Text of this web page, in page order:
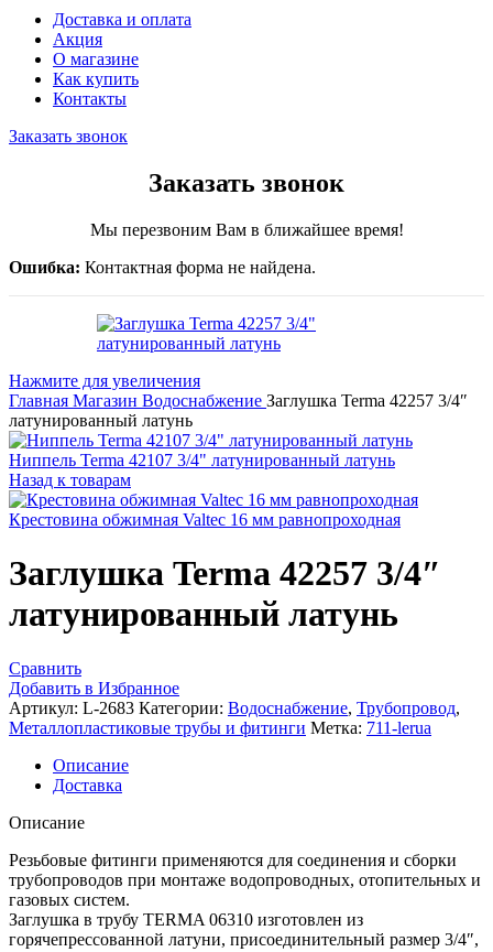
Доставка и оплата
Акция
О магазине
Как купить
Контакты
Заказать звонок
Заказать звонок
Мы перезвоним Вам в ближайшее время!
Ошибка: Контактная форма не найдена.
Нажмите для увеличения
Главная Магазин Водоснабжение Заглушка Terma 42257 3/4″
латунированный латунь
Ниппель Terma 42107 3/4" латунированный латунь
Назад к товарам
Крестовина обжимная Valtec 16 мм равнопроходная
Заглушка Terma 42257 3/4″
латунированный латунь
Сравнить
Добавить в Избранное
Артикул: L-2683 Категории: Водоснабжение, Трубопровод,
Металлопластиковые трубы и фитинги Метка: 711-lerua
Описание
Доставка
Описание
Резьбовые фитинги применяются для соединения и сборки
трубопроводов при монтаже водопроводных, отопительных и
газовых систем.
Заглушка в трубу TERMA 06310 изготовлен из
горячепрессованной латуни, присоединительный размер 3/4″,